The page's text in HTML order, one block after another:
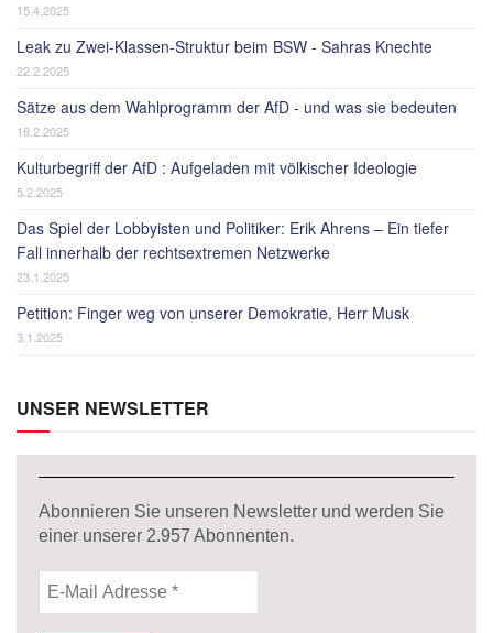
15.4.2025
Leak zu Zwei-Klassen-Struktur beim BSW - Sahras Knechte
22.2.2025
Sätze aus dem Wahlprogramm der AfD - und was sie bedeuten
18.2.2025
Kulturbegriff der AfD : Aufgeladen mit völkischer Ideologie
5.2.2025
Das Spiel der Lobbyisten und Politiker: Erik Ahrens – Ein tiefer
Fall innerhalb der rechtsextremen Netzwerke
23.1.2025
Petition: Finger weg von unserer Demokratie, Herr Musk
3.1.2025
UNSER NEWSLETTER
Abonnieren Sie unseren Newsletter und werden Sie
einer unserer 2.957 Abonnenten.